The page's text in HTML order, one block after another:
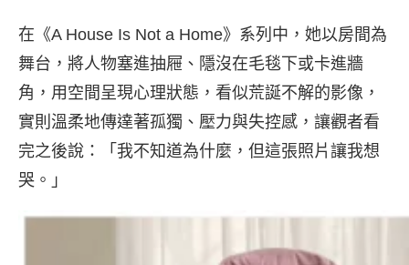
在《A House Is Not a Home》系列中，她以房間為
舞台，將人物塞進抽屜、隱沒在毛毯下或卡進牆
角，用空間呈現心理狀態，看似荒誕不解的影像，
實則溫柔地傳達著孤獨、壓力與失控感，讓觀者看
完之後說：「我不知道為什麼，但這張照片讓我想
哭。」